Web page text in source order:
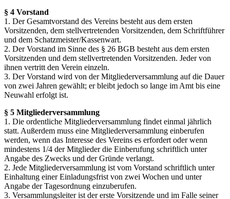
§ 4 Vorstand
1. Der Gesamtvorstand des Vereins besteht aus dem ersten
Vorsitzenden, dem stellvertretenden Vorsitzenden, dem Schriftführer
und dem Schatzmeister/Kassenwart.
2. Der Vorstand im Sinne des § 26 BGB besteht aus dem ersten
Vorsitzenden und dem stellvertretenden Vorsitzenden. Jeder von
ihnen vertritt den Verein einzeln.
3. Der Vorstand wird von der Mitgliederversammlung auf die Dauer
von zwei Jahren gewählt; er bleibt jedoch so lange im Amt bis eine
Neuwahl erfolgt ist.
§ 5 Mitgliederversammlung
1. Die ordentliche Mitgliederversammlung findet einmal jährlich
statt. Außerdem muss eine Mitgliederversammlung einberufen
werden, wenn das Interesse des Vereins es erfordert oder wenn
mindestens 1/4 der Mitglieder die Einberufung schriftlich unter
Angabe des Zwecks und der Gründe verlangt.
2. Jede Mitgliederversammlung ist vom Vorstand schriftlich unter
Einhaltung einer Einladungsfrist von zwei Wochen und unter
Angabe der Tagesordnung einzuberufen.
3. Versammlungsleiter ist der erste Vorsitzende und im Falle seiner